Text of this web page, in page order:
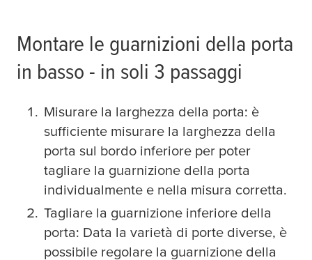
Montare le guarnizioni della porta
in basso - in soli 3 passaggi
Misurare la larghezza della porta: è
sufficiente misurare la larghezza della
porta sul bordo inferiore per poter
tagliare la guarnizione della porta
individualmente e nella misura corretta.
Tagliare la guarnizione inferiore della
porta: Data la varietà di porte diverse, è
possibile regolare la guarnizione della